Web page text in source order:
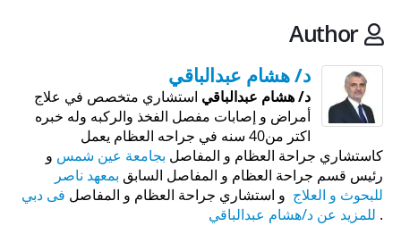
Author
د/ هشام عبدالباقي
د/ هشام عبدالباقي استشاري متخصص في علاج
أمراض و إصابات مفصل الفخذ والركبه وله خبره
اكتر من40 سنه في جراحه العظام يعمل
كاستشاري جراحة العظام و المفاصل بجامعة عين شمس و
رئيس قسم جراحة العظام و المفاصل السابق بمعهد ناصر
للبحوث و العلاج و استشاري جراحة العظام و المفاصل فى دبي
. للمزيد عن د/هشام عبدالباقي